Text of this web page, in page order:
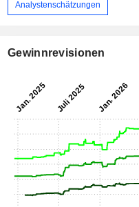
Analystenschätzungen
Gewinnrevisionen